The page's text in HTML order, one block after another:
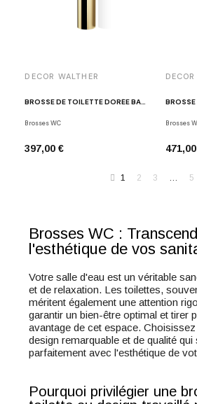
DECOR WALTHER
BROSSE DE TOILETTE DORÉE BAR WBG
Brosses WC
397,00 €
Brosses
1 2 3 … 5
Brosses WC :
l'esthétique de vos
Votre salle d'eau est un véritable
et de relaxation. Les toilettes,
méritent également une attention
garantir un bien-être optimal et tirer
avantage de cet espace.
design remarquable et de qualité
parfaitement avec l'esthétique de
Pourquoi privilégier une